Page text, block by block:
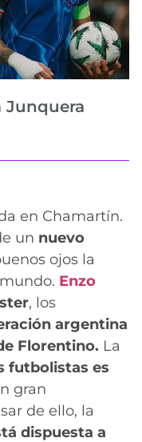
Junquera
en Chamartín.
un nuevo
ojos la
Enzo
, los
argentina
Florentino. La
futbolistas es
gran
de ello, la
dispuesta a